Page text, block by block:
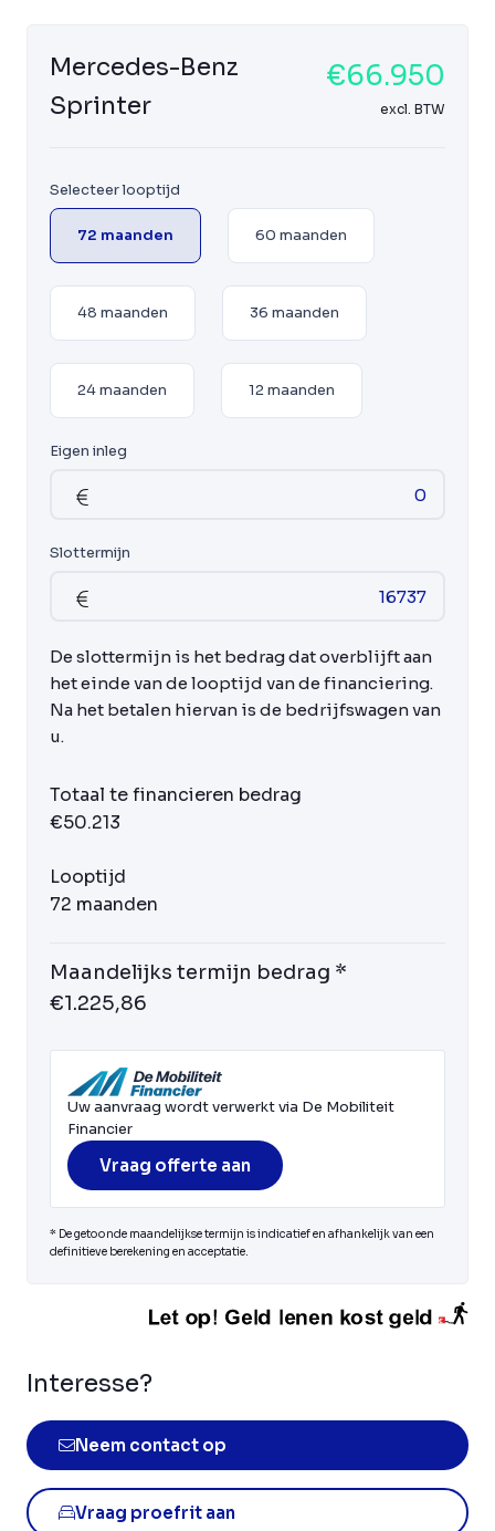
Mercedes-Benz
Sprinter
€66.950
excl. BTW
Selecteer looptijd
72 maanden 60 maanden
48 maanden 36 maanden
24 maanden 12 maanden
Eigen inleg
Slottermijn
De slottermijn is het bedrag dat overblijft aan
het einde van de looptijd van de financiering.
Na het betalen hiervan is de bedrijfswagen van
u.
Totaal te financieren bedrag
€50.213
Looptijd
72 maanden
Maandelijks termijn bedrag *
€1.225,86
Uw aanvraag wordt verwerkt via De Mobiliteit
Financier
Vraag offerte aan
* De getoonde maandelijkse termijn is indicatief en afhankelijk van een
definitieve berekening en acceptatie.
Interesse?
Neem contact op
Vraag proefrit aan